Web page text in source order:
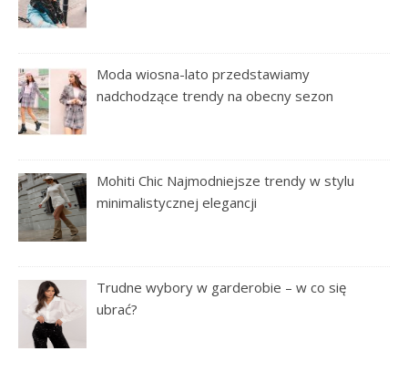
Moda wiosna-lato przedstawiamy
nadchodzące trendy na obecny sezon
Mohiti Chic Najmodniejsze trendy w stylu
minimalistycznej elegancji
Trudne wybory w garderobie – w co się
ubrać?